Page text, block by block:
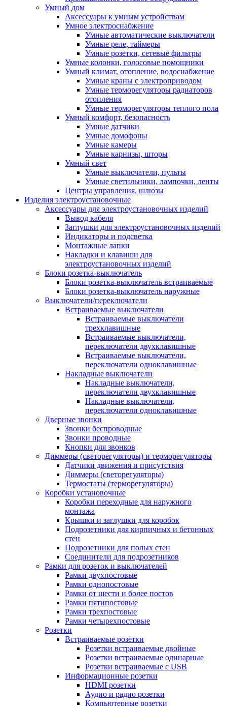
Умный дом
Аксессуары к умным устройствам
Умное электроснабжение
Умные автоматические выключатели
Умные реле, таймеры
Умные розетки, сетевые фильтры
Умные колонки, голосовые помощники
Умный климат, отопление, водоснабжение
Умные краны с электроприводом
Умные терморегуляторы радиаторов
отопления
Умные терморегуляторы теплого пола
Умный комфорт, безопасность
Умные датчики
Умные домофоны
Умные камеры
Умные карнизы, шторы
Умный свет
Умные выключатели, пульты
Умные светильники, лампочки, ленты
Центры управления, шлюзы
Изделия электроустановочные
Аксессуары для электроустановочных изделий
Вывод кабеля
Заглушки для электроустановочных изделий
Индикаторы и подсветка
Монтажные лапки
Накладки и клавиши для
электроустановочных изделий
Блоки розетка-выключатель
Блоки розетка-выключатель встраиваемые
Блоки розетка-выключатель наружные
Выключатели/переключатели
Встраиваемые выключатели
Встраиваемые выключатели
трехклавишные
Встраиваемые выключатели,
переключатели двухклавишные
Встраиваемые выключатели,
переключатели одноклавишные
Накладные выключатели
Накладные выключатели,
переключатели двухклавишные
Накладные выключатели,
переключатели одноклавишные
Дверные звонки
Звонки беспроводные
Звонки проводные
Кнопки для звонков
Диммеры (светорегуляторы) и терморегуляторы
Датчики движения и присутствия
Диммеры (светорегуляторы)
Термостаты (терморегуляторы)
Коробки установочные
Коробки переходные для наружного
монтажа
Крышки и заглушки для коробок
Подрозетники для кирпичных и бетонных
стен
Подрозетники для полых стен
Соединители для подрозетников
Рамки для розеток и выключателей
Рамки двухпостовые
Рамки однопостовые
Рамки от шести и более постов
Рамки пятипостовые
Рамки трехпостовые
Рамки четырехпостовые
Розетки
Встраиваемые розетки
Розетки встраиваемые двойные
Розетки встраиваемые одинарные
Розетки встраиваемые с USB
Информационные розетки
HDMI розетки
Аудио и радио розетки
Компьютерные розетки